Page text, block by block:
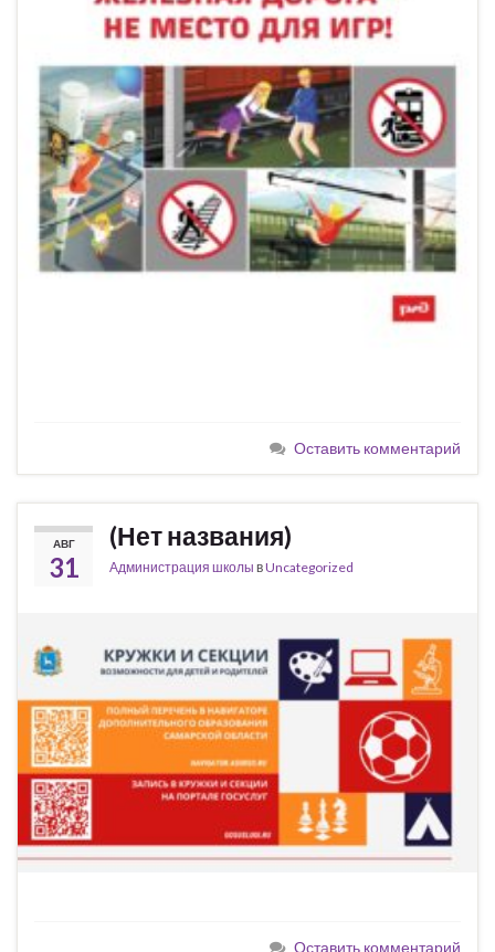
Оставить комментарий
АВГ
31
(Нет названия)
Администрация школы вUncategorized
Оставить комментарий